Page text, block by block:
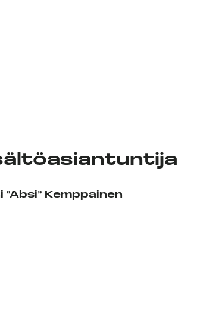
”Absi” Kemppainen